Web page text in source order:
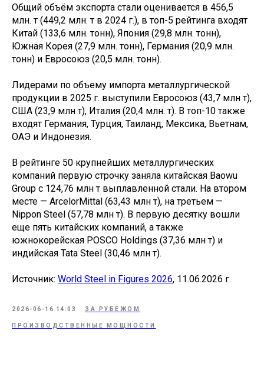
Общий объём экспорта стали оценивается в 456,5
млн. т (449,2 млн. т в 2024 г.), в топ-5 рейтинга входят
Китай (133,6 млн. тонн), Япония (29,8 млн. тонн),
Южная Корея (27,9 млн. тонн), Германия (20,9 млн.
тонн) и Евросоюз (20,5 млн. тонн).
Лидерами по объему импорта металлургической
продукции в 2025 г. выступили Евросоюз (43,7 млн т),
США (23,9 млн т), Италия (20,4 млн. т). В топ-10 также
входят Германия, Турция, Таиланд, Мексика, Вьетнам,
ОАЭ и Индонезия.
В рейтинге 50 крупнейших металлургических
компаний первую строчку заняла китайская Baowu
Group с 124,76 млн т выплавленной стали. На втором
месте — ArcelorMittal (63,43 млн т), на третьем —
Nippon Steel (57,78 млн т). В первую десятку вошли
еще пять китайских компаний, а также
южнокорейская POSCO Holdings (37,36 млн т) и
индийская Tata Steel (30,46 млн т).
Источник: World Steel in Figures 2026, 11.06.2026 г.
2026-06-16 14:03 ЗА РУБЕЖОМ
ПРОИЗВОДСТВЕННЫЕ МОЩНОСТИ